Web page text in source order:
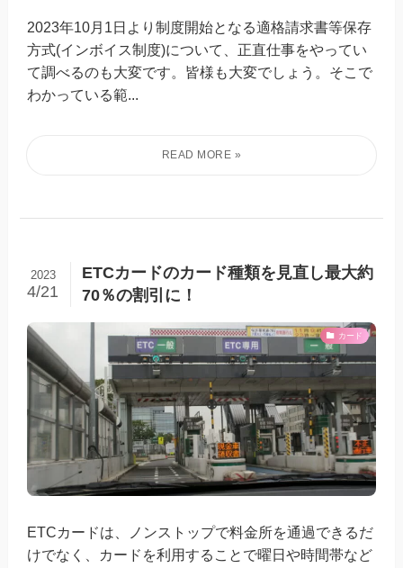
2023年10月1日より制度開始となる適格請求書等保存
方式(インボイス制度)について、正直仕事をやってい
て調べるのも大変です。皆様も大変でしょう。そこで
わかっている範...
ETCカードのカード種類を見直し最大約
70％の割引に！
2023
4/21
カード
ETCカードは、ノンストップで料金所を通過できるだ
けでなく、カードを利用することで曜日や時間帯など